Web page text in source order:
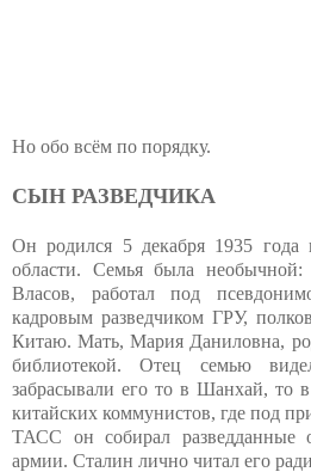
Но обо всём по порядку.
СЫН РАЗВЕДЧИКА
Он родился 5 декабря 1935
области. Семья была
Власов, работал под
кадровым разведчиком ГРУ,
Китаю. Мать, Мария Даниловна,
библиотекой. Отец семью
забрасывали его то в Шанхай, то
китайских коммунистов, где под
ТАСС он собирал разведданные
армии. Сталин лично читал его